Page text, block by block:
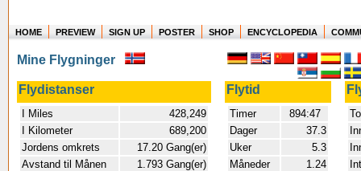
Where in the world have you flown?
How long have you been in the air?
Create your own FlightMemory and see!
HOME PREVIEW SIGN UP POSTER SHOP ENCYCLOPEDIA
Mine Flygninger
Flydistanser Flytid
I Miles
428,249
I Kilometer
689,200
Jordens omkrets
17.20 Gang(er)
Avstand til Månen
1.793 Gang(er)
Timer
894:47
Dager
37.3
Uker
5.3
Måneder
1.24